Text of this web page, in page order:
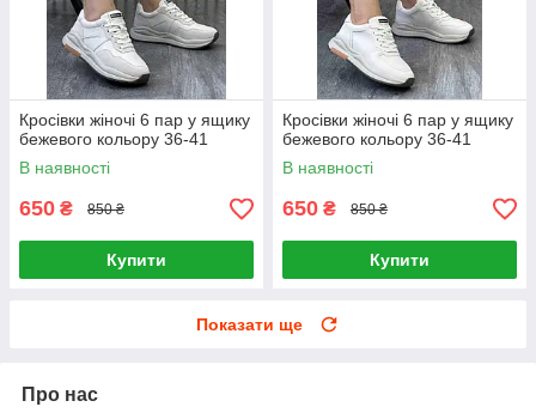
Кросівки жіночі 6 пар у ящику
бежевого кольору 36-41
В наявності
650 ₴ 850 ₴
Купити
Кросівки жіночі 6 пар у ящику
бежевого кольору 36-41
В наявності
650 ₴ 850 ₴
Купити
Показати ще
Про нас